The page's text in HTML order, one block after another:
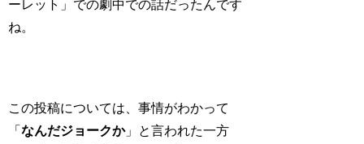
ーレット」での劇中での話だったんです
ね。
この投稿については、事情がわかって
「なんだジョークか」と言われた一方